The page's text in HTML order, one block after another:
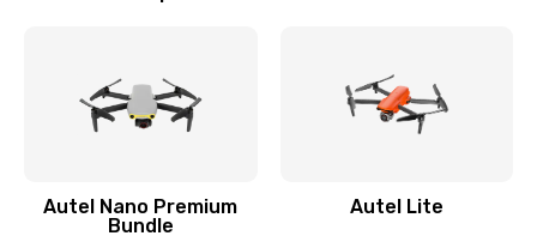
Autel Nano Premium
Bundle
Autel Lite